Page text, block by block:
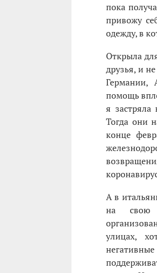
пока
привожу
одежду, в
Открыла
друзья, и
Германии,
помощь
я застряла
Тогда они
конце
А в
на свою
улицах,